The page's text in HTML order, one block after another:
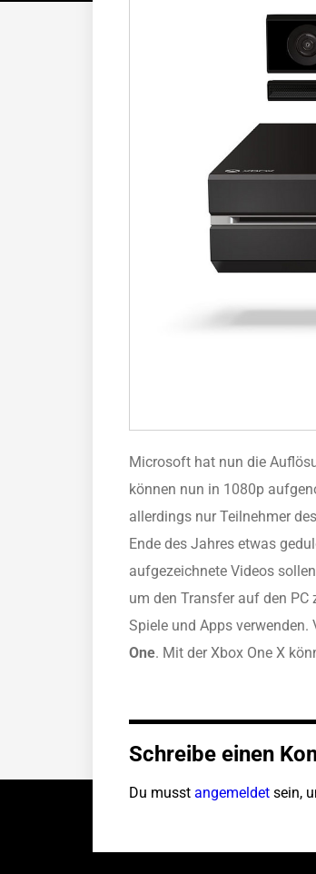
Microsoft hat nun die
können nun in 1080p
allerdings nur Teilnehmer
Ende des Jahres etwas
aufgezeichnete Videos
um den Transfer auf den
Spiele und Apps
One. Mit der Xbox One X
Schreibe einen
Du musst angemeldet sein,